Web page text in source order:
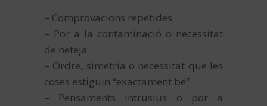
– Comprovacions repetides
– Por a la contaminació o necessitat
de neteja
– Ordre, simetria o necessitat que les
coses estiguin “exactament bé”
– Pensaments intrusius o por a